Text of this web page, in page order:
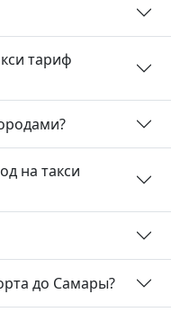
тариф
на такси
до Самары?